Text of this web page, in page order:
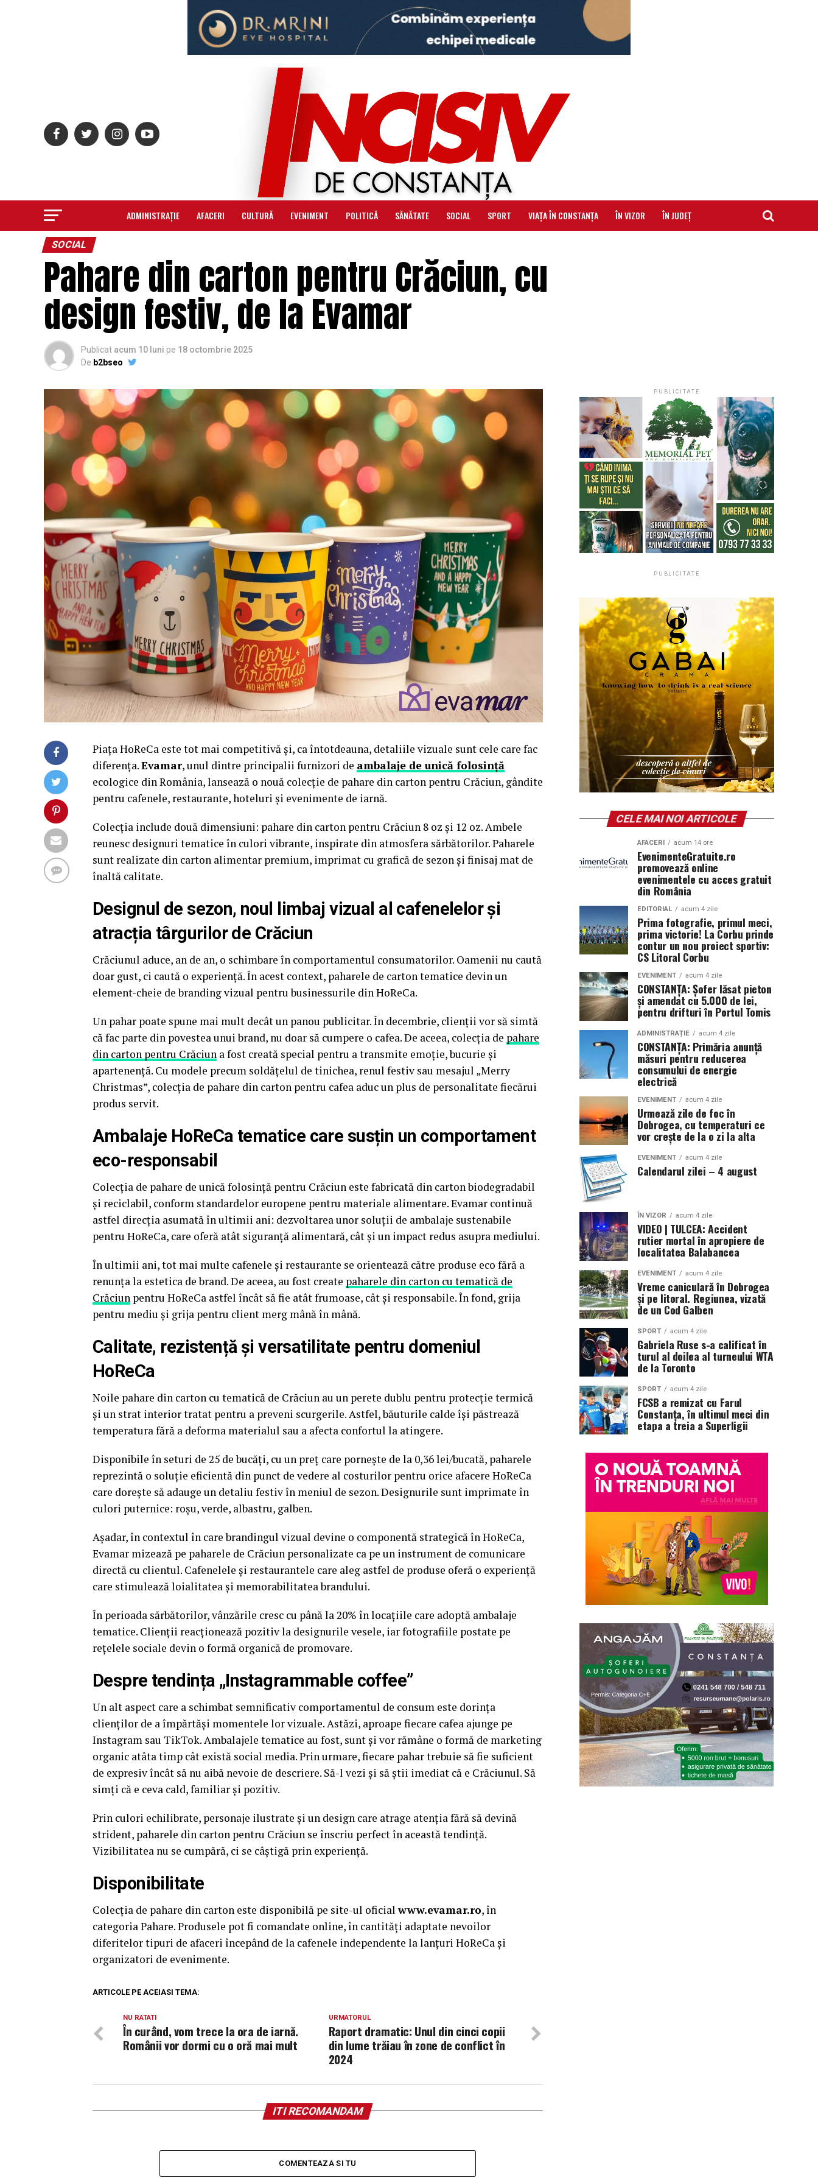
ADMINISTRAȚIE AFACERI CULTURĂ EVENIMENT POLITICĂ SĂNĂTATE SOCIAL SPORT VIAȚA ÎN CONSTANȚA ÎN VIZOR ÎN JUDEȚ
SOCIAL
Pahare din carton pentru Crăciun, cu
design festiv, de la Evamar
Publicat acum 10 luni pe 18 octombrie 2025
De b2bseo
Piața HoReCa este tot mai competitivă și, ca întotdeauna, detaliile vizuale sunt cele care fac
diferența.Evamar, unul dintre principalii furnizori de ambalaje de unică folosinţă
ecologice din România, lansează o nouă colecție de pahare din carton pentru Crăciun, gândite
pentru cafenele, restaurante, hoteluri și evenimente de iarnă.
Colecția include două dimensiuni: pahare din carton pentru Crăciun 8 oz și 12 oz. Ambele
reunesc designuri tematice în culori vibrante, inspirate din atmosfera sărbătorilor. Paharele
sunt realizate din carton alimentar premium, imprimat cu grafică de sezon și finisaj mat de
înaltă calitate.
Designul de sezon, noul limbaj vizual al cafenelelor și
atracția târgurilor de Crăciun
Crăciunul aduce, an de an, o schimbare în comportamentul consumatorilor. Oamenii nu caută
doar gust, ci caută o experiență. În acest context, paharele de carton tematice devin un
element-cheie de branding vizual pentru businessurile din HoReCa.
Un pahar poate spune mai mult decât un panou publicitar. În decembrie, clienții vor să simtă
că fac parte din povestea unui brand, nu doar să cumpere o cafea. De aceea, colecția de pahare
din carton pentru Crăciun a fost creată special pentru a transmite emoție, bucurie și
apartenență. Cu modele precum soldățelul de tinichea, renul festiv sau mesajul „Merry
Christmas”, colecția de pahare din carton pentru cafea aduc un plus de personalitate fiecărui
produs servit.
Ambalaje HoReCa tematice care susțin un comportament
eco-responsabil
Colecția de pahare de unică folosință pentru Crăciun este fabricată din carton biodegradabil
și reciclabil, conform standardelor europene pentru materiale alimentare. Evamar continuă
astfel direcția asumată în ultimii ani: dezvoltarea unor soluții de ambalaje sustenabile
pentru HoReCa, care oferă atât siguranță alimentară, cât și un impact redus asupra mediului.
În ultimii ani, tot mai multe cafenele și restaurante se orientează către produse eco fără a
renunța la estetica de brand. De aceea, au fost create paharele din carton cu tematică de
Crăciun pentru HoReCa astfel încât să fie atât frumoase, cât și responsabile. În fond, grija
pentru mediu și grija pentru client merg mână în mână.
Calitate, rezistență și versatilitate pentru domeniul
HoReCa
Noile pahare din carton cu tematică de Crăciun au un perete dublu pentru protecție termică
și un strat interior tratat pentru a preveni scurgerile. Astfel, băuturile calde își păstrează
temperatura fără a deforma materialul sau a afecta confortul la atingere.
Disponibile în seturi de 25 de bucăți, cu un preț care pornește de la 0,36 lei/bucată, paharele
reprezintă o soluție eficientă din punct de vedere al costurilor pentru orice afacere HoReCa
care dorește să adauge un detaliu festiv în meniul de sezon. Designurile sunt imprimate în
culori puternice: roșu, verde, albastru, galben.
Așadar, în contextul în care brandingul vizual devine o componentă strategică în HoReCa,
Evamar mizează pe paharele de Crăciun personalizate ca pe un instrument de comunicare
directă cu clientul. Cafenelele și restaurantele care aleg astfel de produse oferă o experiență
care stimulează loialitatea și memorabilitatea brandului.
În perioada sărbătorilor, vânzările cresc cu până la 20% în locațiile care adoptă ambalaje
tematice. Clienții reacționează pozitiv la designurile vesele, iar fotografiile postate pe
rețelele sociale devin o formă organică de promovare.
Despre tendința „Instagrammable coffee”
Un alt aspect care a schimbat semnificativ comportamentul de consum este dorința
clienților de a împărtăși momentele lor vizuale. Astăzi, aproape fiecare cafea ajunge pe
Instagram sau TikTok. Ambalajele tematice au fost, sunt și vor rămâne o formă de marketing
organic atâta timp cât există social media. Prin urmare, fiecare pahar trebuie să fie suficient
de expresiv încât să nu aibă nevoie de descriere. Să-l vezi și să știi imediat că e Crăciunul. Să
simți că e ceva cald, familiar și pozitiv.
Prin culori echilibrate, personaje ilustrate și un design care atrage atenția fără să devină
strident, paharele din carton pentru Crăciun se înscriu perfect în această tendință.
Vizibilitatea nu se cumpără, ci se câștigă prin experiență.
Disponibilitate
Colecția de pahare din carton este disponibilă pe site-ul oficialwww.evamar.ro, în
categoria Pahare. Produsele pot fi comandate online, în cantități adaptate nevoilor
diferitelor tipuri de afaceri începând de la cafenele independente la lanțuri HoReCa și
organizatori de evenimente.
ARTICOLE PE ACEIASI TEMA:
URMATORUL
Raport dramatic: Unul din cinci copii
din lume trăiau în zone de conflict în
2024
NU RATATI
În curând, vom trece la ora de iarnă.
Românii vor dormi cu o oră mai mult
ITI RECOMANDAM
COMENTEAZA SI TU
PUBLICITATE
PUBLICITATE
CELE MAI NOI ARTICOLE
AFACERI acum 14 ore
EvenimenteGratuite.ro
promovează online
evenimentele cu acces gratuit
din România
EDITORIAL acum 4 zile
Prima fotografie, primul meci,
prima victorie! La Corbu prinde
contur un nou proiect sportiv:
CS Litoral Corbu
EVENIMENT acum 4 zile
CONSTANȚA: Șofer lăsat pieton
și amendat cu 5.000 de lei,
pentru drifturi în Portul Tomis
ADMINISTRAȚIE acum 4 zile
CONSTANȚA: Primăria anunță
măsuri pentru reducerea
consumului de energie
electrică
EVENIMENT acum 4 zile
Urmează zile de foc în
Dobrogea, cu temperaturi ce
vor crește de la o zi la alta
EVENIMENT acum 4 zile
Calendarul zilei – 4 august
ÎN VIZOR acum 4 zile
VIDEO | TULCEA: Accident
rutier mortal în apropiere de
localitatea Balabancea
EVENIMENT acum 4 zile
Vreme caniculară în Dobrogea
și pe litoral. Regiunea, vizată
de un Cod Galben
SPORT acum 4 zile
Gabriela Ruse s-a calificat în
turul al doilea al turneului WTA
de la Toronto
SPORT acum 4 zile
FCSB a remizat cu Farul
Constanța, în ultimul meci din
etapa a treia a Superligii